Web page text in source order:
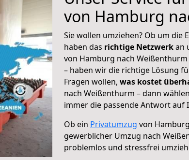
von Hamburg
Sie wollen umziehen? Ob um die
haben das richtige Netzwerkan
von Hamburg nach
– haben wir die richtige Lösung
Fragen wollen, was kostet
nach Weißenthurm – dann
immer die passende Antwort auf
Ob ein Privatumzug von
gewerblicher Umzug nach
problemlos und stressfrei